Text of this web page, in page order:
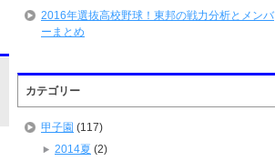
2016年選抜高校野球！東邦の戦力分析とメンバ
ーまとめ
カテゴリー
甲子園 (117)
2014夏 (2)